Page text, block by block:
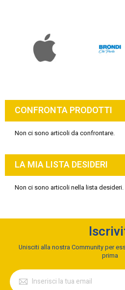
CONFRONTA PRODOTTI
Non ci sono articoli da confrontare.
LA MIA LISTA DESIDERI
Non ci sono articoli nella lista desideri.
Unisciti alla nostra Community per
prima
Iscriviti
alla